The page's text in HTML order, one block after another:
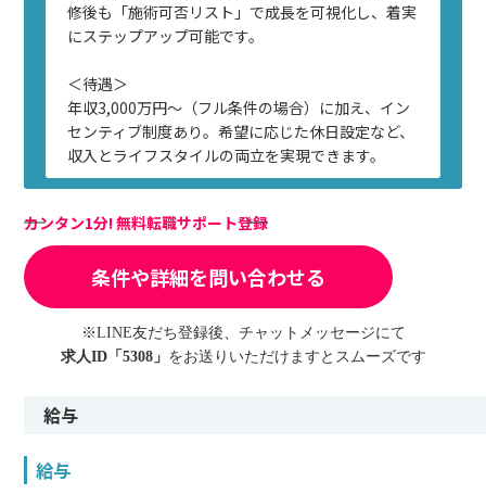
修後も「施術可否リスト」で成長を可視化し、着実
にステップアップ可能です。
＜待遇＞
年収3,000万円〜（フル条件の場合）に加え、イン
センティブ制度あり。希望に応じた休日設定など、
収入とライフスタイルの両立を実現できます。
カンタン1分! 無料転職サポート登録
条件や詳細を問い合わせる
※LINE友だち登録後、チャットメッセージにて
求人ID「5308」 をお送りいただけますとスムーズです
給与
給与